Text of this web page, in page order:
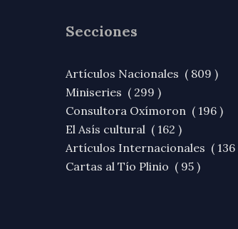
Secciones
Artículos Nacionales ( 809 )
Miniseries ( 299 )
Consultora Oxímoron ( 196 )
El Asís cultural ( 162 )
Artículos Internacionales ( 136
Cartas al Tío Plinio ( 95 )